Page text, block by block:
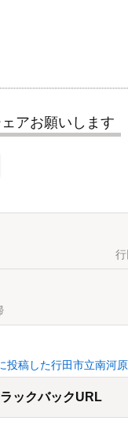
アお願いします
投稿した行田市立南河
ックバックURL